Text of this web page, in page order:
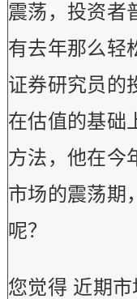
震荡，投资者
有去年那么轻
证券研究员的
在估值的基础
方法，他在今
市场的震荡期
呢？
您觉得 近期